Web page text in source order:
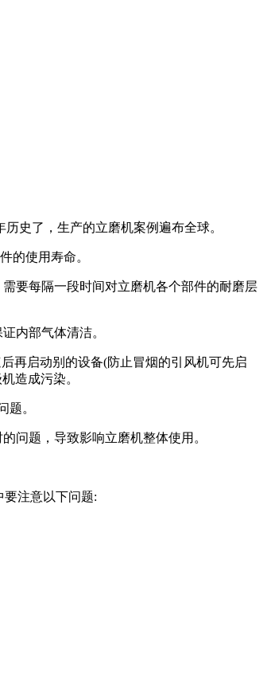
史了，生产的立磨机案例遍布全球。
的使用寿命。
要每隔一段时间对立磨机各个部件的耐磨层
内部气体清洁。
再启动别的设备(防止冒烟的引风机可先启
造成污染。
。
问题，导致影响立磨机整体使用。
注意以下问题: